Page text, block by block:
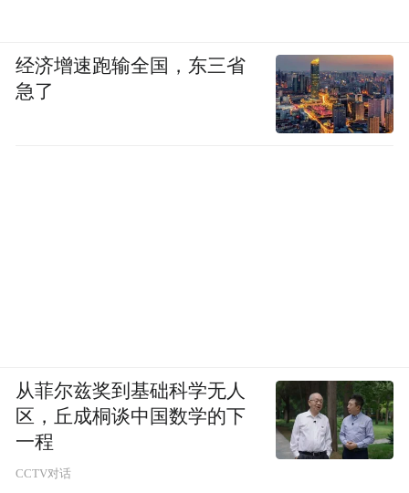
经济增速跑输全国，东三省
急了
从菲尔兹奖到基础科学无人
区，丘成桐谈中国数学的下
一程
CCTV对话